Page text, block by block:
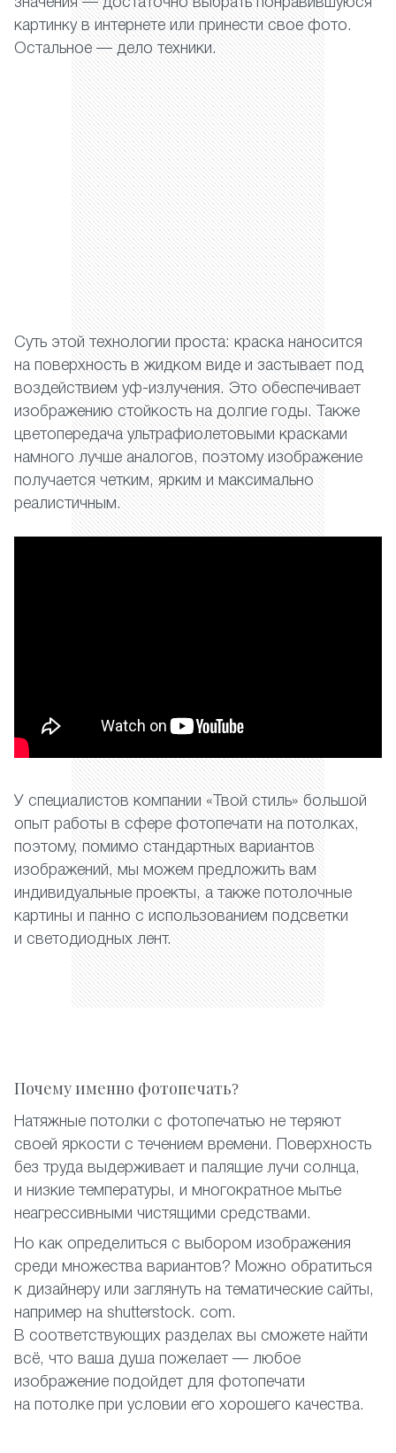
картинку в интернете или принести свое фото.
Остальное — дело техники.
Суть этой технологии проста: краска наносится
на поверхность в жидком виде и застывает под
воздействием уф-излучения. Это обеспечивает
изображению стойкость на долгие годы. Также
цветопередача ультрафиолетовыми красками
намного лучше аналогов, поэтому изображение
получается четким, ярким и максимально
реалистичным.
У специалистов компании «Твой стиль» большой
опыт работы в сфере фотопечати на потолках,
поэтому, помимо стандартных вариантов
изображений, мы можем предложить вам
индивидуальные проекты, а также потолочные
картины и панно с использованием подсветки
и светодиодных лент.
Почему именно фотопечать?
Натяжные потолки с фотопечатью не теряют
своей яркости с течением времени. Поверхность
без труда выдерживает и палящие лучи солнца,
и низкие температуры, и многократное мытье
неагрессивными чистящими средствами.
Но как определиться с выбором изображения
среди множества вариантов? Можно обратиться
к дизайнеру или заглянуть на тематические сайты,
например на shutterstock. com.
В соответствующих разделах вы сможете найти
всё, что ваша душа пожелает — любое
изображение подойдет для фотопечати
на потолке при условии его хорошего качества.